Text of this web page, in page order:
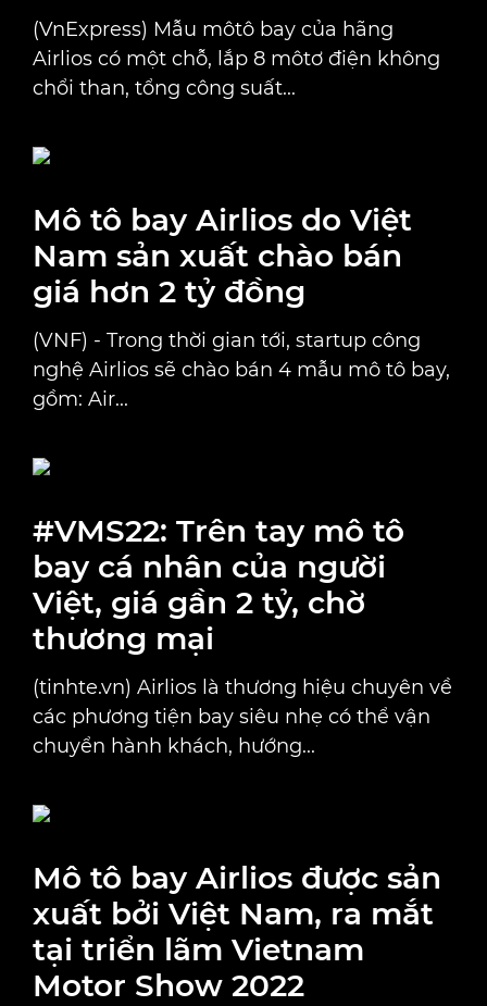
(VnExpress) Mẫu môtô bay của hãng
Airlios có một chỗ, lắp 8 môtơ điện không
chổi than, tổng công suất...
Mô tô bay Airlios do Việt
Nam sản xuất chào bán
giá hơn 2 tỷ đồng
(VNF) - Trong thời gian tới, startup công
nghệ Airlios sẽ chào bán 4 mẫu mô tô bay,
gồm: Air...
#VMS22: Trên tay mô tô
bay cá nhân của người
Việt, giá gần 2 tỷ, chờ
thương mại
(tinhte.vn) Airlios là thương hiệu chuyên về
các phương tiện bay siêu nhẹ có thể vận
chuyển hành khách, hướng...
Mô tô bay Airlios được sản
xuất bởi Việt Nam, ra mắt
tại triển lãm Vietnam
Motor Show 2022